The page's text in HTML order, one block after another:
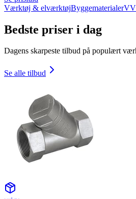
Værktøj & elværktøjByggematerialer
Bedste priser i dag
Dagens skarpeste tilbud på populært
Se alle tilbud